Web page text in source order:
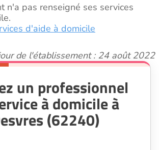
n'a pas renseigné ses services
d'aide à domicile
de l'établissement : 24 août 2022
un professionnel
à domicile à
(62240)